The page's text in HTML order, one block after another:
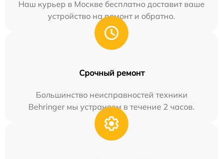
Наш курьер в Москве бесплатно доставит ваше
устройство на ремонт и обратно.
Срочный ремонт
Большинство неисправностей техники
Behringer мы устраняем в течение 2 часов.